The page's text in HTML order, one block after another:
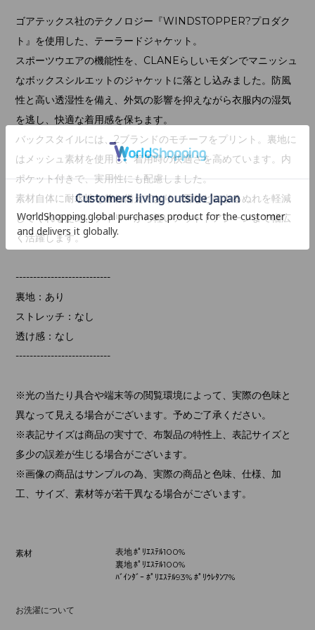
ゴアテックス社のテクノロジー『WINDSTOPPER?プロダク
ト』を使用した、テーラードジャケット。
スポーツウエアの機能性を、CLANEらしいモダンでマニッシュ
なボックスシルエットのジャケットに落とし込みました。防風
性と高い透湿性を備え、外気の影響を抑えながら衣服内の湿気
を逃し、快適な着用感を保ちます。
バックスタイルには、2ブランドのモチーフをプリント。裏地に
はメッシュ素材を使用し、着用時の快適さを高めています。内
ポケット付きで、実用性にも配慮しました。
素材自体に耐水性を兼ね備えており、雨などによるぬれを軽減
してくれるため、デイリーから軽いアウトドアシーンまで幅広
く活躍します。
---------------------------
裏地：あり
ストレッチ：なし
透け感：なし
---------------------------
※光の当たり具合や端末等の閲覧環境によって、実際の色味と
異なって見える場合がございます。予めご了承ください。
※表記サイズは商品の実寸で、布製品の特性上、表記サイズと
多少の誤差が生じる場合がございます。
※画像の商品はサンプルの為、実際の商品と色味、仕様、加
工、サイズ、素材等が若干異なる場合がございます。
素材
表地 ﾎﾟﾘｴｽﾃﾙ100%
裏地 ﾎﾟﾘｴｽﾃﾙ100%
ﾊﾞｲﾝﾀﾞｰ ﾎﾟﾘｴｽﾃﾙ93% ﾎﾟﾘｳﾚﾀﾝ7%
お洗濯について